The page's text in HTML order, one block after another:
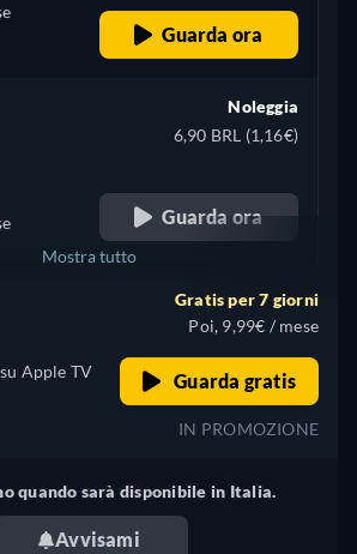
Guarda ora
Noleggia
6,90 BRL (1,16€)
Guarda ora
+ 6
Mostra tutto
Apple TV
Gratis per 7 giorni
Poi, 9,99€ / mese
Guarda gratis
IN PROMOZIONE
quando sarà disponibile in Italia.
Avvisami